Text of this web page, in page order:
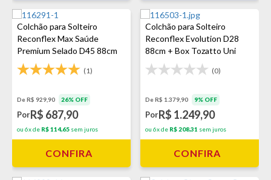
Colchão para Solteiro
Reconflex Max Saúde
Premium Selado D45 88cm
(1)
De R$ 929,90 26% OFF
PorR$ 687,90
ou 6x de R$ 114,65 sem juros
CONFIRA
Colchão para Solteiro
Reconflex Evolution D28
88cm + Box Tozatto Uni
(0)
De R$ 1.379,90 9% OFF
PorR$ 1.249,90
ou 6x de R$ 208,31 sem juros
CONFIRA